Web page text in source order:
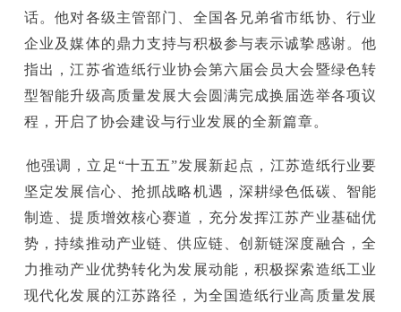
话。他对各级主管部门、全国各兄弟省市纸协、行业
企业及媒体的鼎力支持与积极参与表示诚挚感谢。他
指出，江苏省造纸行业协会第六届会员大会暨绿色转
型智能升级高质量发展大会圆满完成换届选举各项议
程，开启了协会建设与行业发展的全新篇章。
强调，立足“十五五”发展新起点，江苏造纸行业要
坚定发展信心、抢抓战略机遇，深耕绿色低碳、智能
制造、提质增效核心赛道，充分发挥江苏产业基础优
势，持续推动产业链、供应链、创新链深度融合，全
力推动产业优势转化为发展动能，积极探索造纸工业
现代化发展的江苏路径，为全国造纸行业高质量发展